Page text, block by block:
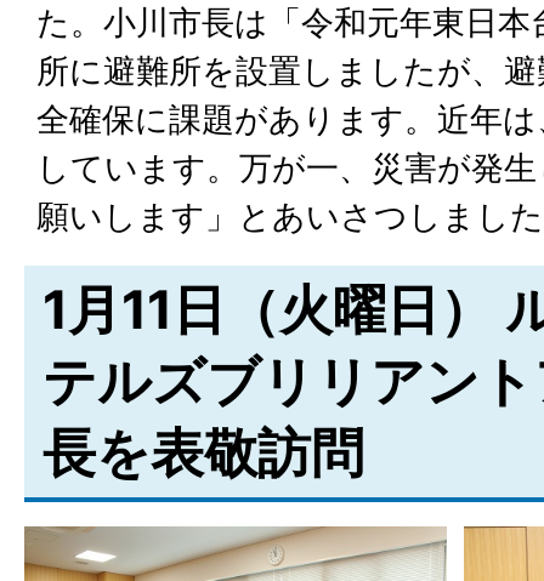
た。小川市長は「令和元年東日
所に避難所を設置しましたが、
全確保に課題があります。近年
しています。万が一、災害が発
願いします」とあいさつしまし
1月11日（火曜日）
テルズブリリアン
長を表敬訪問